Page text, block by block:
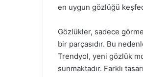
en uygun gözlüğü
Gözlükler, sadece
bir parçasıdır. Bu
Trendyol, yeni gözlük
sunmaktadır. Farklı